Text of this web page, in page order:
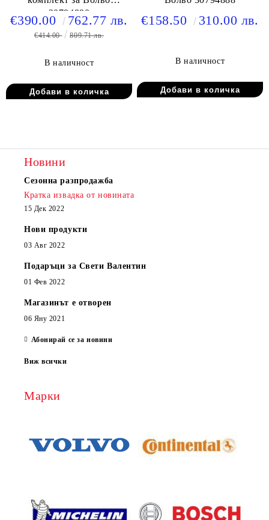
30794890
€390.00 762.77 лв.
€414.00 809.71 лв.
В наличност
€158.50 310.00 лв.
В наличност
Новини
Сезонна разпродажба
Кратка извадка от новината
15 Дек 2022
Нови продукти
03 Авг 2022
Подаръци за Свети Валентин
01 Фев 2022
Магазинът е отворен
06 Яну 2021
Абонирай се за новини
Виж всички
Марки